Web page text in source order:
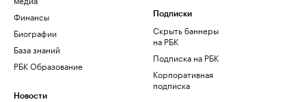
Финансы
Биографии
База знаний
РБК Образование
Новости
Подписки
Скрыть баннеры
на РБК
Подписка на РБК
Корпоративная
подписка